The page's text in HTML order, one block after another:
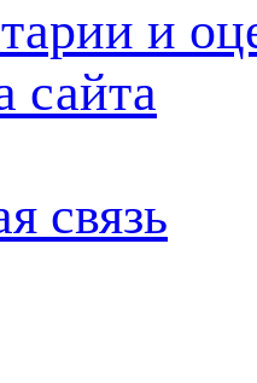
и
сайта
связь